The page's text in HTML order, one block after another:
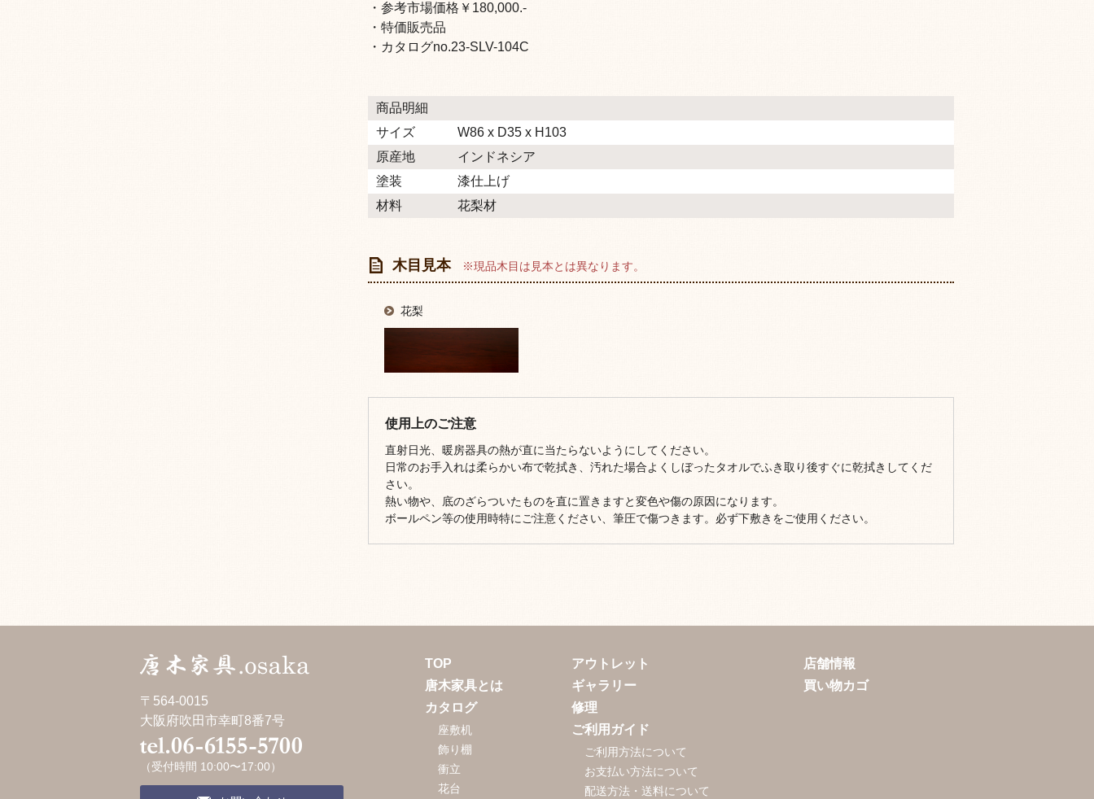
・参考市場価格￥180,000.-
・特価販売品
・カタログno.23-SLV-104C
商品明細
サイズ
W86 x D35 x H103
原産地
インドネシア
塗装
漆仕上げ
材料
花梨材
木目見本 ※現品木目は見本とは異なります。
花梨
使用上のご注意
直射日光、暖房器具の熱が直に当たらないようにしてください。
日常のお手入れは柔らかい布で乾拭き、汚れた場合よくしぼったタオルでふき取り後すぐに乾拭きしてくだ
さい。
熱い物や、底のざらついたものを直に置きますと変色や傷の原因になります。
ボールペン等の使用時特にご注意ください、筆圧で傷つきます。必ず下敷きをご使用ください。
〒564-0015
大阪府吹田市幸町8番7号
（受付時間 10:00〜17:00）
TOP
唐木家具とは
カタログ
座敷机
飾り棚
衝立
花台
アウトレット
ギャラリー
修理
ご利用ガイド
ご利用方法について
お支払い方法について
配送方法・送料について
店舗情報
買い物カゴ